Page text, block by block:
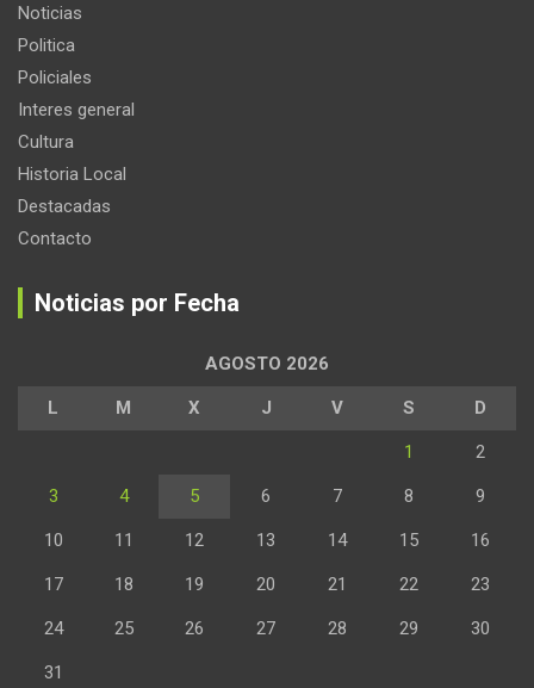
Noticias
Politica
Policiales
Interes general
Cultura
Historia Local
Destacadas
Contacto
Noticias por Fecha
AGOSTO 2026
L M X J V S D
1 2
3 4 5 6 7 8 9
10 11 12 13 14 15 16
17 18 19 20 21 22 23
24 25 26 27 28 29 30
31